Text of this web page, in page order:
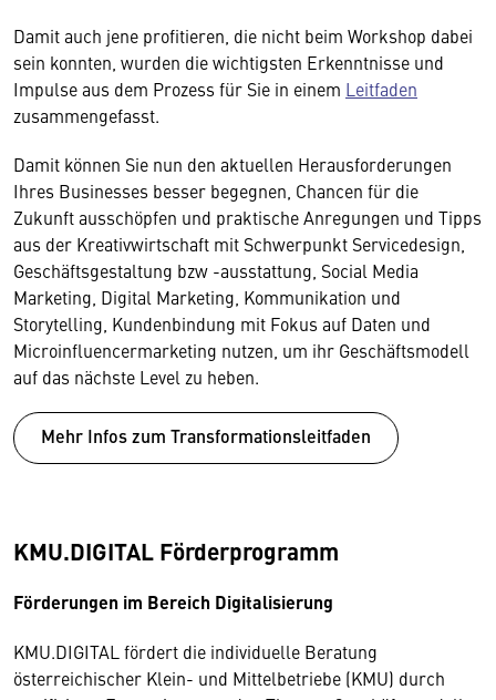
Damit auch jene profitieren, die nicht beim Workshop dabei
sein konnten, wurden die wichtigsten Erkenntnisse und
Impulse aus dem Prozess für Sie in einem Leitfaden
zusammengefasst.
Damit können Sie nun den aktuellen Herausforderungen
Ihres Businesses besser begegnen, Chancen für die
Zukunft ausschöpfen und praktische Anregungen und Tipps
aus der Kreativwirtschaft mit Schwerpunkt Servicedesign,
Geschäftsgestaltung bzw -ausstattung, Social Media
Marketing, Digital Marketing, Kommunikation und
Storytelling, Kundenbindung mit Fokus auf Daten und
Microinfluencermarketing nutzen, um ihr Geschäftsmodell
auf das nächste Level zu heben.
Mehr Infos zum Transformationsleitfaden
KMU.DIGITAL Förderprogramm
Förderungen im Bereich Digitalisierung
KMU.DIGITAL fördert die individuelle Beratung
österreichischer Klein- und Mittelbetriebe (KMU) durch